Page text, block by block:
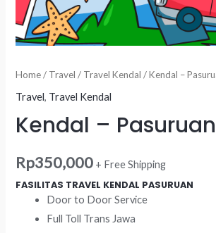
Home/ Travel / Travel Kendal / Kendal –
Travel, Travel Kendal
Kendal – Pasuruan
Rp350,000 + Free Shipping
FASILITAS TRAVEL KENDAL PASURUAN
Door to Door Service
Full Toll Trans Jawa